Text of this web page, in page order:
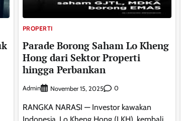
PROPERTI
Parade Borong Saham Lo Kheng
Hong dari Sektor Properti
hingga Perbankan
Admin November 15, 2025 0
RANGKA NARASI — Investor kawakan